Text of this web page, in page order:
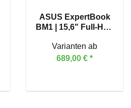
ASUS ExpertBook
BM1 | 15,6" Full-HD |
Varianten ab
689,00 € *